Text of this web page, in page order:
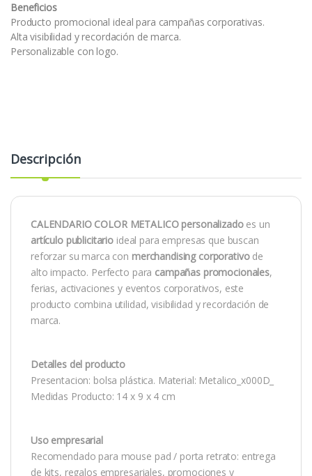
Beneficios
Producto promocional ideal para campañas corporativas.
Alta visibilidad y recordación de marca.
Personalizable con logo.
Descripción
CALENDARIO COLOR METALICO personalizadoes un
artículo publicitario ideal para empresas que buscan
reforzar su marca con merchandising corporativode
alto impacto. Perfecto para campañas promocionales,
ferias, activaciones y eventos corporativos, este
producto combina utilidad, visibilidad y recordación de
marca.
Detalles del producto
Presentacion: bolsa plástica. Material: Metalico_x000D_
Medidas Producto: 14 x 9 x 4 cm
Uso empresarial
Recomendado para mouse pad / porta retrato: entrega
de kits, regalos empresariales, promociones y